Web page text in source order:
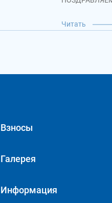
Читать
Взносы
Галерея
Информация